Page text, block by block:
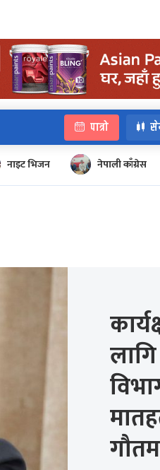
पात्रो
नाइट भिजन नेपाली काँग्रेस
गौतम